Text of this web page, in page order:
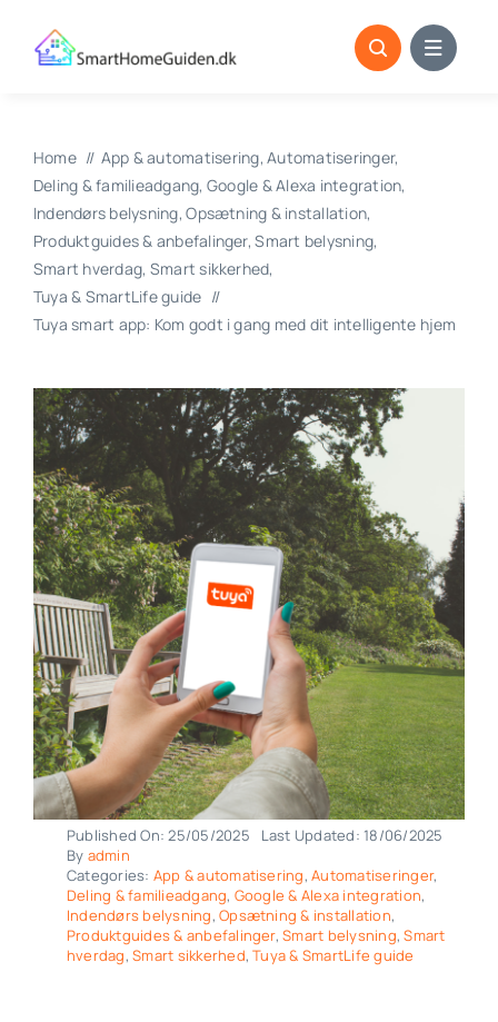
Home App & automatisering Automatiseringer
Deling & familieadgang Google & Alexa integration
Indendørs belysning Opsætning & installation
Produktguides & anbefalinger Smart belysning
Smart hverdag Smart sikkerhed
Tuya & SmartLife guide
Tuya smart app: Kom godt i gang med dit intelligente hjem
Published On: 25/05/2025
Last Updated: 18/06/2025
By admin
Categories: App & automatisering,Automatiseringer,
Deling & familieadgang, Google & Alexa integration,
Indendørs belysning,Opsætning & installation,
Produktguides & anbefalinger,Smart belysning,Smart
hverdag,Smart sikkerhed,Tuya & SmartLife guide